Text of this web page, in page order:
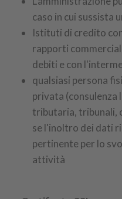
caso in cui sussista
Istituti di credito
rapporti
debiti e con
qualsiasi persona
privata (consulenza
tributaria, tribunali,
se l'inoltro dei dati
pertinente per lo
attività